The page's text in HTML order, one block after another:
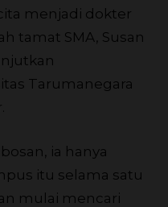
menjadi dokter
tamat SMA, Susan
Tarumanegara
ia hanya
itu selama satu
mulai mencari